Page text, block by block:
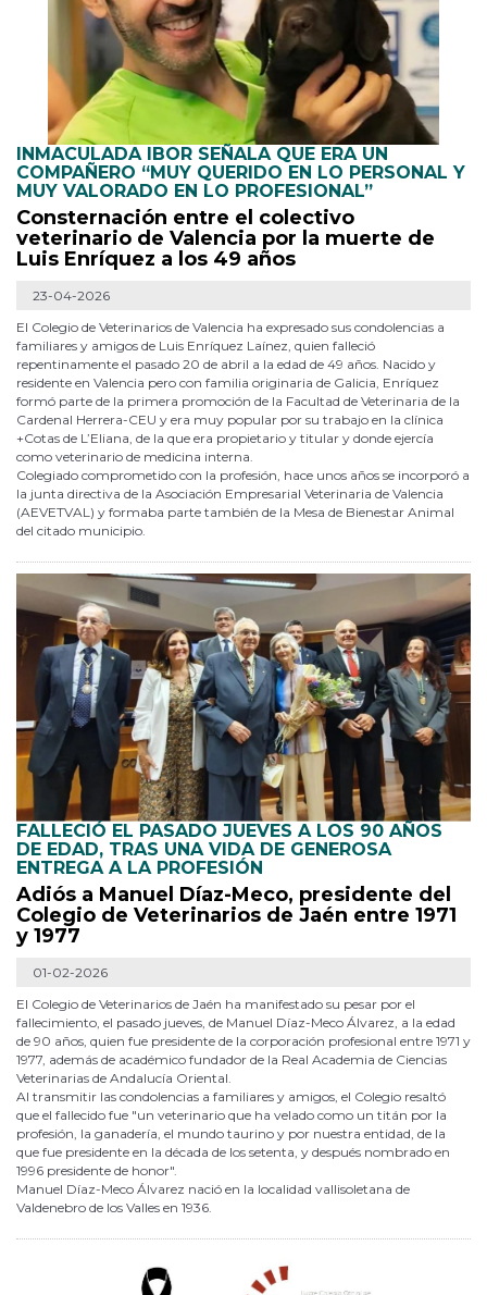
INMACULADA IBOR SEÑALA QUE ERA UN
COMPAÑERO “MUY QUERIDO EN LO PERSONAL Y
MUY VALORADO EN LO PROFESIONAL”
Consternación entre el colectivo
veterinario de Valencia por la muerte de
Luis Enríquez a los 49 años
23-04-2026
El Colegio de Veterinarios de Valencia ha expresado sus condolencias a
familiares y amigos de Luis Enríquez Laínez, quien falleció
repentinamente el pasado 20 de abril a la edad de 49 años. Nacido y
residente en Valencia pero con familia originaria de Galicia, Enríquez
formó parte de la primera promoción de la Facultad de Veterinaria de la
Cardenal Herrera-CEU y era muy popular por su trabajo en la clínica
+Cotas de L’Eliana, de la que era propietario y titular y donde ejercía
como veterinario de medicina interna.
Colegiado comprometido con la profesión, hace unos años se incorporó a
la junta directiva de la Asociación Empresarial Veterinaria de Valencia
(AEVETVAL) y formaba parte también de la Mesa de Bienestar Animal
del citado municipio.
FALLECIÓ EL PASADO JUEVES A LOS 90 AÑOS
DE EDAD, TRAS UNA VIDA DE GENEROSA
ENTREGA A LA PROFESIÓN
Adiós a Manuel Díaz-Meco, presidente del
Colegio de Veterinarios de Jaén entre 1971
y 1977
01-02-2026
El Colegio de Veterinarios de Jaén ha manifestado su pesar por el
fallecimiento, el pasado jueves, de Manuel Díaz-Meco Álvarez, a la edad
de 90 años, quien fue presidente de la corporación profesional entre 1971 y
1977, además de académico fundador de la Real Academia de Ciencias
Veterinarias de Andalucía Oriental.
Al transmitir las condolencias a familiares y amigos, el Colegio resaltó
que el fallecido fue "un veterinario que ha velado como un titán por la
profesión, la ganadería, el mundo taurino y por nuestra entidad, de la
que fue presidente en la década de los setenta, y después nombrado en
1996 presidente de honor".
Manuel Díaz-Meco Álvarez nació en la localidad vallisoletana de
Valdenebro de los Valles en 1936.